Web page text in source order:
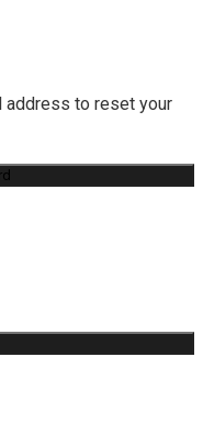
address to reset your